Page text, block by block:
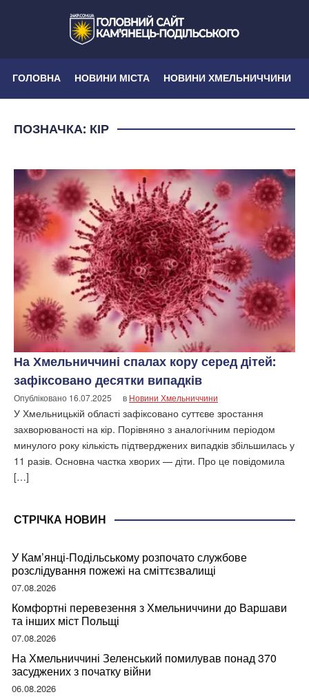
ГОЛОВНА НОВИНИ МІСТА НОВИНИ ХМЕЛЬНИЧЧИНИ
ПОЗНАЧКА: КІР
На Хмельниччині спалах кору серед дітей:
зафіксовано десятки випадків
Опубліковано 16.07.2025 в Новини Хмельниччини
У Хмельницькій області зафіксовано суттєве зростання
захворюваності на кір. Порівняно з аналогічним періодом
минулого року кількість підтверджених випадків збільшилась у
11 разів. Основна частка хворих — діти. Про це повідомила
[…]
СТРІЧКА НОВИН
У Кам’янці-Подільському розпочато службове
розслідування пожежі на сміттєзвалищі
07.08.2026
Комфортні перевезення з Хмельниччини до Варшави
та інших міст Польщі
07.08.2026
На Хмельниччині Зеленський помилував понад 370
засуджених з початку війни
06.08.2026